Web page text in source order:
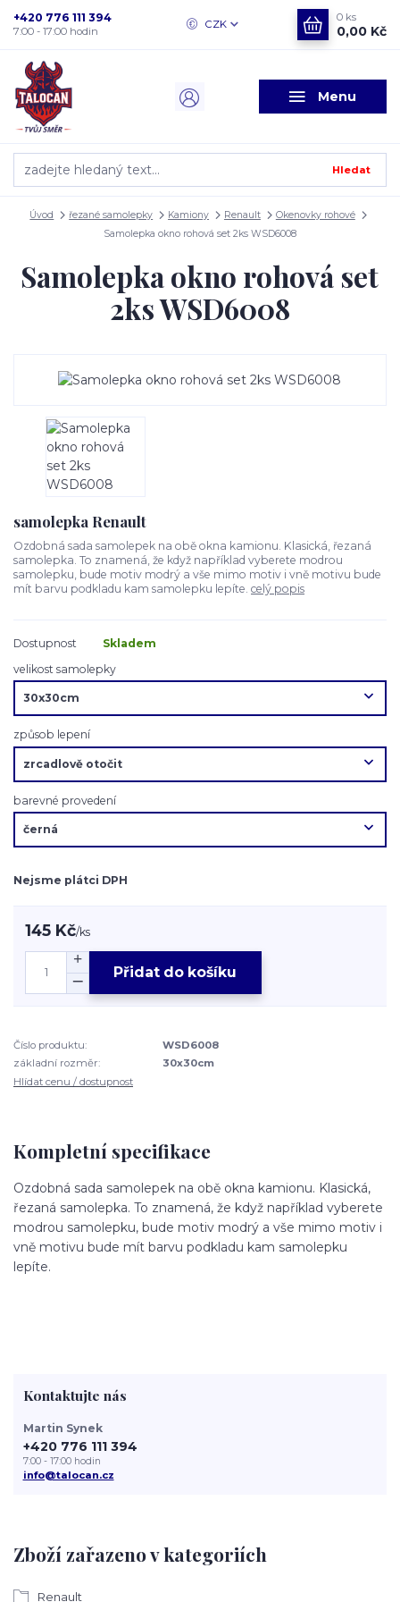
Menu
CZK
Hledat
+420 776 111 394
7:00 - 17:00 hodin
0 ks
0,00 Kč
Úvod řezané samolepky Kamiony Renault
Okenovky rohové
Samolepka okno rohová set 2ks WSD6008
Samolepka okno rohová set
2ks WSD6008
samolepka Renault
Ozdobná sada samolepek na obě okna kamionu. Klasická, řezaná
samolepka. To znamená, že když například vyberete modrou
samolepku, bude motiv modrý a vše mimo motiv i vně motivu bude
mít barvu podkladu kam samolepku lepíte. celý popis
Dostupnost
Skladem
velikost samolepky
způsob lepení
barevné provedení
Nejsme plátci DPH
145 Kč/ks
Přidat do košíku
Číslo produktu:
WSD6008
základní rozměr:
30x30cm
Hlídat cenu / dostupnost
Kompletní specifikace
Ozdobná sada samolepek na obě okna kamionu. Klasická,
řezaná samolepka. To znamená, že když například vyberete
modrou samolepku, bude motiv modrý a vše mimo motiv i
vně motivu bude mít barvu podkladu kam samolepku
lepíte.
Zboží zařazeno v kategoriích
Renault
Kontaktujte nás
Martin Synek
+420 776 111 394
7:00 - 17:00 hodin
info@talocan.cz